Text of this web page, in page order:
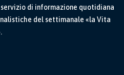
di informazione quotidiana
del settimanale «la Vita